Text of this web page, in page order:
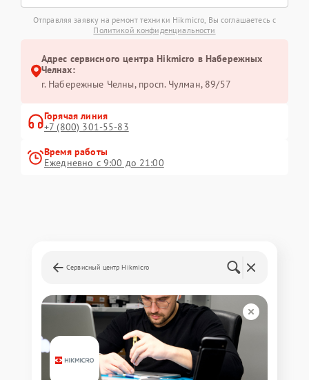
Отправляя заявку на ремонт техники Hikmicro, Вы соглашаетесь с
Политикой конфиденциальности
Адрес сервисного центра Hikmicro в Набережных
Челнах:
г. Набережные Челны, просп. Чулман, 89/57
Горячая линия
+7 (800) 301-55-83
Время работы
Ежедневно с 9:00 до 21:00
Сервисный центр Hikmicro